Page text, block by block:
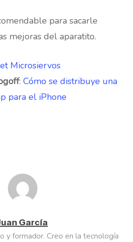
para sacarle
mejoras del aparatito.
Microsiervos
: Cómo se distribuye una
para el iPhone
García
y formador. Creo en la tecnología